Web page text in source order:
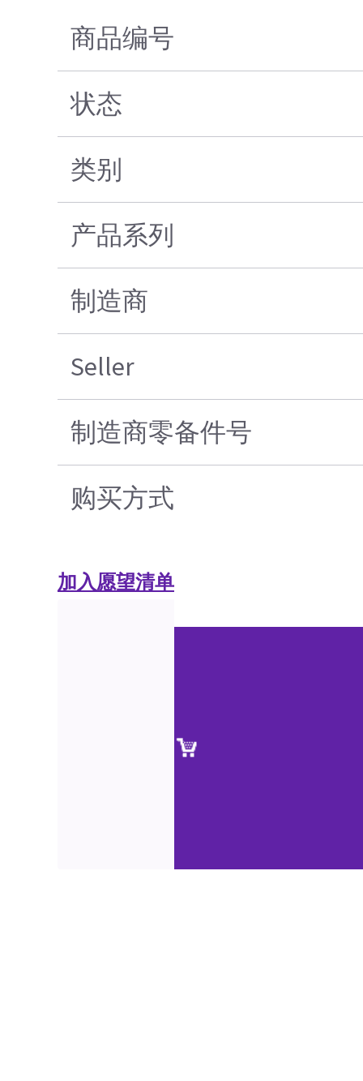
商品编号
状态
类别
产品系列
制造商
Seller
制造商零备件号
购买方式
加入愿望清单